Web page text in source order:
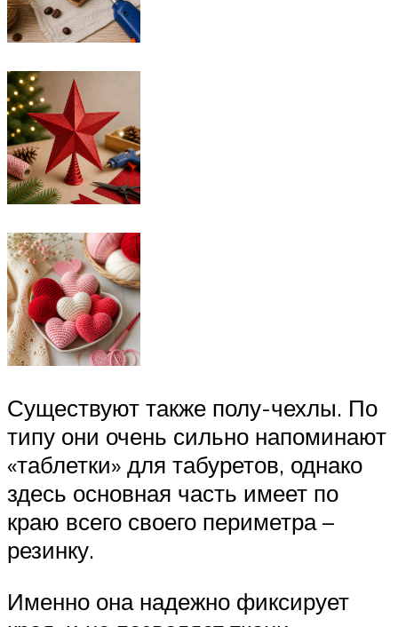
Существуют также полу-чехлы. По
типу они очень сильно напоминают
«таблетки» для табуретов, однако
здесь основная часть имеет по
краю всего своего периметра –
резинку.
Именно она надежно фиксирует